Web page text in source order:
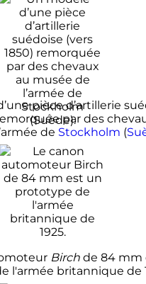
pièce d’artillerie
par des
de Stockholm (
Birch de 84 mm
l'armée britannique de